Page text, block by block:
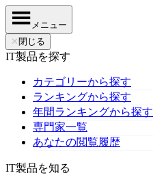
メニュー
✕ 閉じる
IT製品を探す
カテゴリーから探す
ランキングから探す
年間ランキングから探す
専門家一覧
あなたの閲覧履歴
IT製品を知る